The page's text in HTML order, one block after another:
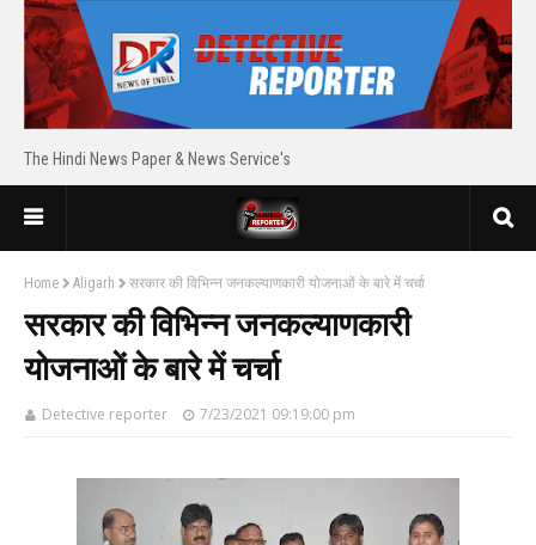
The Hindi News Paper & News Service's
Home Aligarh सरकार की विभिन्न जनकल्याणकारी योजनाओं के बारे में चर्चा
सरकार की विभिन्न जनकल्याणकारी
योजनाओं के बारे में चर्चा
Detective reporter 7/23/2021 09:19:00 pm